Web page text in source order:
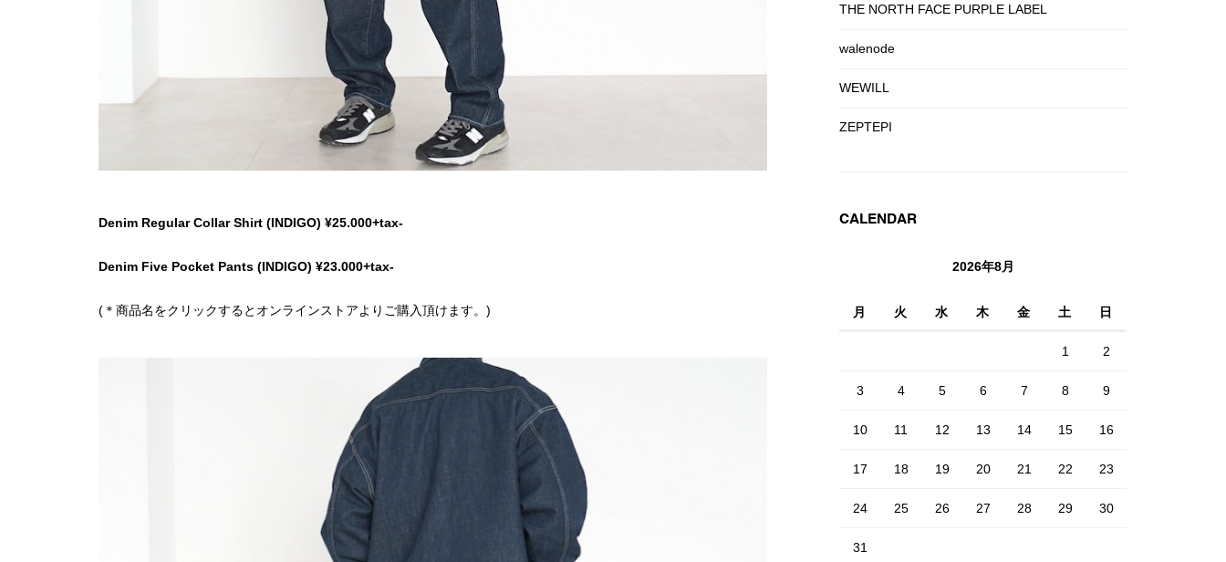
Denim Regular Collar Shirt (INDIGO) ¥25.000+tax-
Denim Five Pocket Pants (INDIGO) ¥23.000+tax-
(＊商品名をクリックするとオンラインストアよりご購入頂けます。)
THE NORTH FACE PURPLE LABEL
walenode
WEWILL
ZEPTEPI
CALENDAR
2026年8月
月 火 水 木 金 土 日
1 2
3 4 5 6 7 8 9
10 11 12 13 14 15 16
17 18 19 20 21 22 23
24 25 26 27 28 29 30
31